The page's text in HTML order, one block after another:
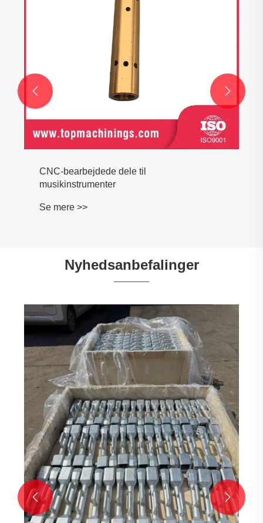
CNC-bearbejdede dele til
musikinstrumenter
Se mere >>
 
Nyhedsanbefalinger
 